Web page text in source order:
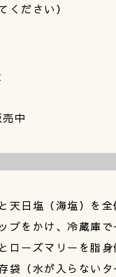
ください）
中
日塩（海塩）を全
をかけ、冷蔵庫で
ーズマリーを脂身
（水が入らない